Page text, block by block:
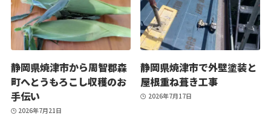
静岡県焼津市から周智郡森
町へとうもろこし収穫のお
手伝い
2026年7月21日
静岡県焼津市で外壁塗装と
屋根重ね葺き工事
2026年7月17日